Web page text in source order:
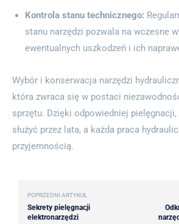
Kontrola stanu technicznego:
stanu narzędzi pozwala na wczesne
ewentualnych uszkodzeń i ich
Wybór i konserwacja narzędzi
która zwraca się w postaci
sprzętu. Dzięki odpowiedniej pielęgnacji,
służyć przez lata, a każda praca
przyjemnością.
POPRZEDNI ARTYKUŁ
Sekrety pielęgnacji
elektronarzędzi